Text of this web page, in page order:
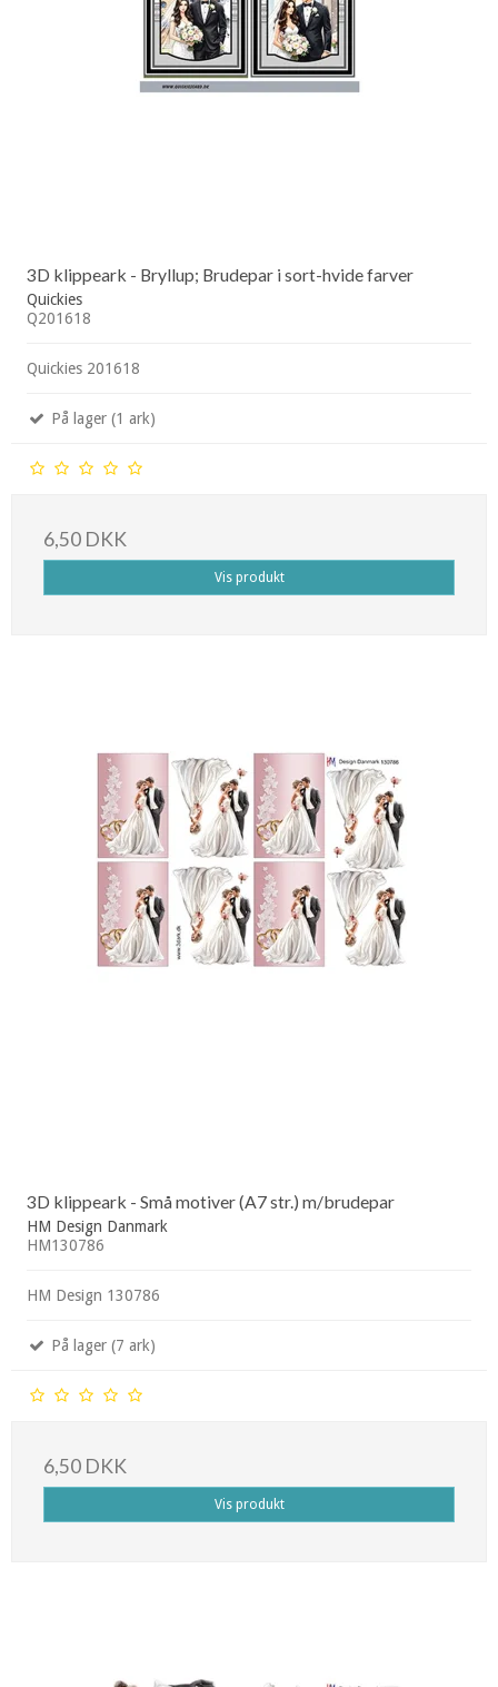
3D klippeark - Bryllup; Brudepar i sort-hvide farver
Quickies
Q201618
Quickies 201618
På lager (1 ark)
6,50 DKK
Vis produkt
3D klippeark - Små motiver (A7 str.) m/brudepar
HM Design Danmark
HM130786
HM Design 130786
På lager (7 ark)
6,50 DKK
Vis produkt